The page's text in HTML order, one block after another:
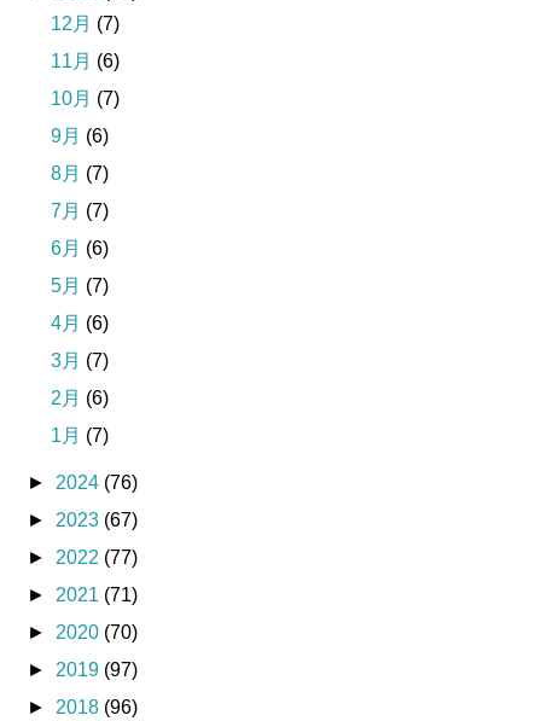
12月 (7)
11月 (6)
10月 (7)
9月 (6)
8月 (7)
7月 (7)
6月 (6)
5月 (7)
4月 (6)
3月 (7)
2月 (6)
1月 (7)
► 2024 (76)
► 2023 (67)
► 2022 (77)
► 2021 (71)
► 2020 (70)
► 2019 (97)
► 2018 (96)